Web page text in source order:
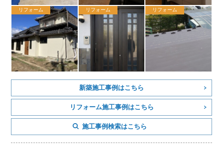
リフォーム リフォーム リフォーム
新築施工事例はこちら
リフォーム施工事例はこちら
施工事例検索はこちら